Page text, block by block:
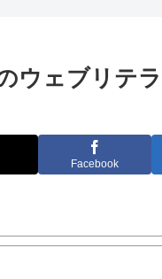
ウェブリテ
Facebook